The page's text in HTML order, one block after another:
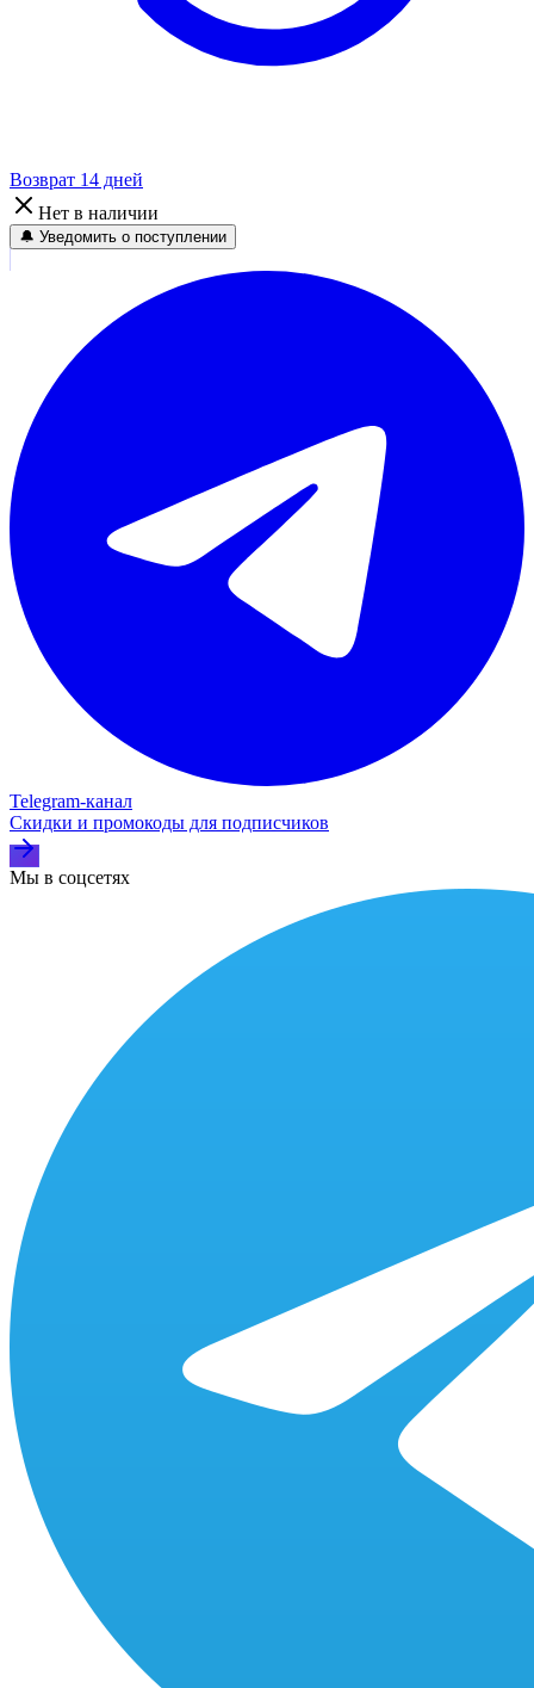
Возврат 14 дней
Нет в наличии
🔔 Уведомить о поступлении
Telegram‑канал
Скидки и промокоды для подписчиков
Мы в соцсетях